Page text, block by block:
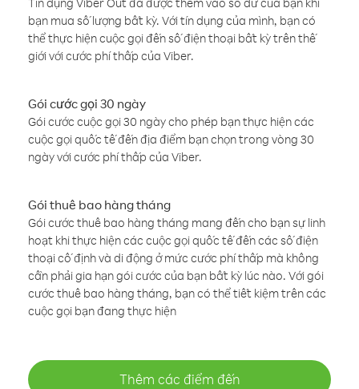
bạn mua số lượng bất kỳ. Với tín dụng của mình, bạn có
thể thực hiện cuộc gọi đến số điện thoại bất kỳ trên thế
giới với cước phí thấp của Viber.
Gói cước gọi 30 ngày
Gói cước cuộc gọi 30 ngày cho phép bạn thực hiện các
cuộc gọi quốc tế đến địa điểm bạn chọn trong vòng 30
ngày với cước phí thấp của Viber.
Gói thuê bao hàng tháng
Gói cước thuê bao hàng tháng mang đến cho bạn sự linh
hoạt khi thực hiện các cuộc gọi quốc tế đến các số điện
thoại cố định và di động ở mức cước phí thấp mà không
cần phải gia hạn gói cước của bạn bất kỳ lúc nào. Với gói
cước thuê bao hàng tháng, bạn có thể tiết kiệm trên các
cuộc gọi bạn đang thực hiện
Thêm các điểm đến